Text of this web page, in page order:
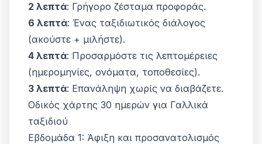
2 λεπτά: Γρήγορο ζέσταμα προφοράς.
6 λεπτά: Ένας ταξιδιωτικός διάλογος
(ακούστε + μιλήστε).
4 λεπτά: Προσαρμόστε τις λεπτομέρειες
(ημερομηνίες, ονόματα, τοποθεσίες).
3 λεπτά: Επανάληψη χωρίς να διαβάζετε.
Οδικός χάρτης 30 ημερών για Γαλλικά
ταξιδιού
Εβδομάδα 1: Άφιξη και προσανατολισμός